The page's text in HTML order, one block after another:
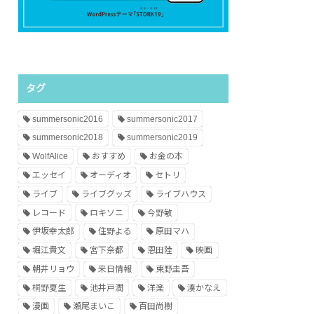
タグ
summersonic2016
summersonic2017
summersonic2018
summersonic2019
WolfAlice
おすすめ
お金の本
エッセイ
オーディオ
セトリ
ライブ
ライブグッズ
ライブハウス
レコード
ロキソニ
今野敏
伊坂幸太郎
住野よる
原田マハ
堀江貴文
宮下奈都 恩田陸
映画
朝井リョウ
来日情報
東野圭吾
桐野夏生
池井戸潤 洋楽
湊かなえ
漫画
瀬尾まいこ 百田尚樹